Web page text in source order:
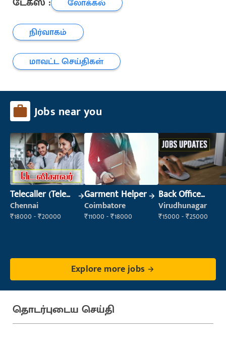
நிர்வாகம்
மாவட்ட செய்திகள்
Jobs near you
Telecaller (Tele
Sales)
Chennai
₹18000 - ₹20000
Garment Helper
Coimbatore
₹11000 - ₹18000
Back Office
Executive
(Administration)
Virudhunagar
₹15000 - ₹25000
Explore more jobs
தொடர்புடைய செய்தி